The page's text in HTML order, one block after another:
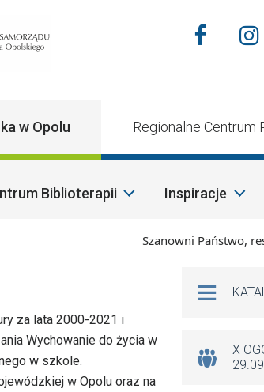
Navigation
Nasze
Facebook
w Opolu Regionalne Centrum
Biblioterapii Inspiracje
Szanowni Państwo,
za lata 2000-2021 i
Wychowanie do życia w
w szkole.
w Opolu oraz na
Na
X